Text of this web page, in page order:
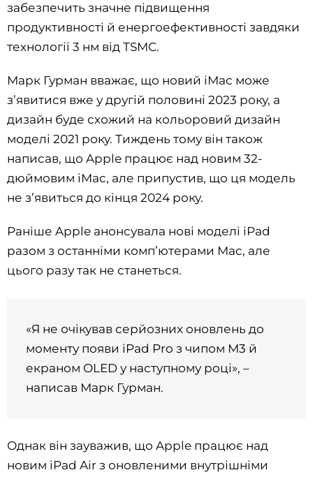
забезпечить значне підвищення
продуктивності й енергоефективності завдяки
технології 3 нм від TSMC.
Марк Гурман вважає, що новий iMac може
з’явитися вже у другій половині 2023 року, а
дизайн буде схожий на кольоровий дизайн
моделі 2021 року. Тиждень тому він також
написав, що Apple працює над новим 32-
дюймовим iMac, але припустив, що ця модель
не з’явиться до кінця 2024 року.
Раніше Apple анонсувала нові моделі iPad
разом з останніми комп’ютерами Mac, але
цього разу так не станеться.
«Я не очікував серйозних оновлень до
моменту появи iPad Pro з чипом M3 й
екраном OLED у наступному році», –
написав Марк Гурман.
Однак він зауважив, що Apple працює над
новим iPad Air з оновленими внутрішніми